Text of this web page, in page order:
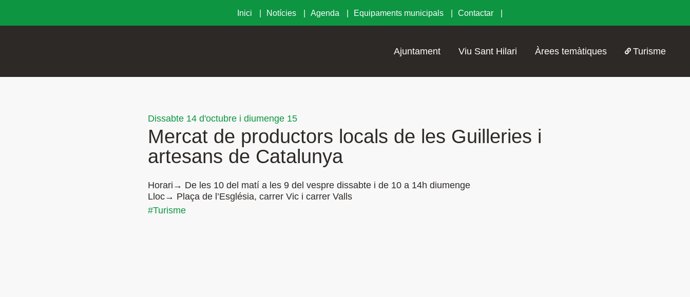
Inici Notícies Agenda Equipaments municipals Contactar
Ajuntament Viu Sant Hilari Àrees temàtiques Turisme
Dissabte 14 d'octubre i diumenge 15
Mercat de productors locals de les Guilleries i
artesans de Catalunya
Horari→ De les 10 del matí a les 9 del vespre dissabte i de 10 a 14h diumenge
Lloc→ Plaça de l’Església, carrer Vic i carrer Valls
#Turisme